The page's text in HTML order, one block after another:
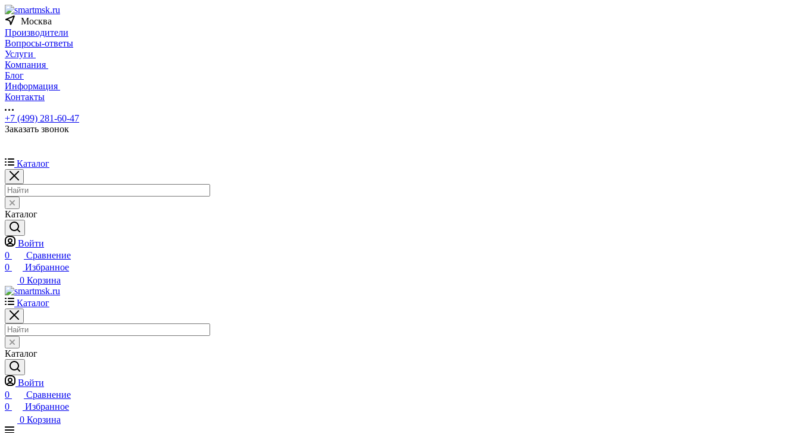
Москва
Производители
Вопросы-ответы
Услуги
Компания
Блог
Информация
Контакты
+7 (499) 281-60-47
Заказать звонок
Каталог
Каталог
Войти
0
Сравнение
0
Избранное
0 Корзина
Каталог
Каталог
Войти
0
Сравнение
0
Избранное
0 Корзина